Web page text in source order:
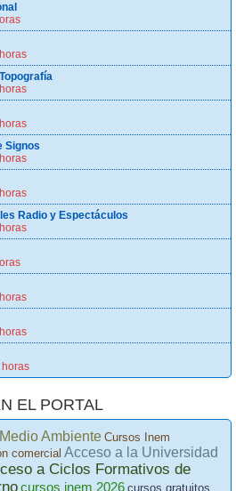
Signos
Radio y Espectáculos
EL PORTAL
Ambiente Cursos Inem
comercial Acceso a la Universidad
a Ciclos Formativos de
cursos inem 2026 cursos gratuitos